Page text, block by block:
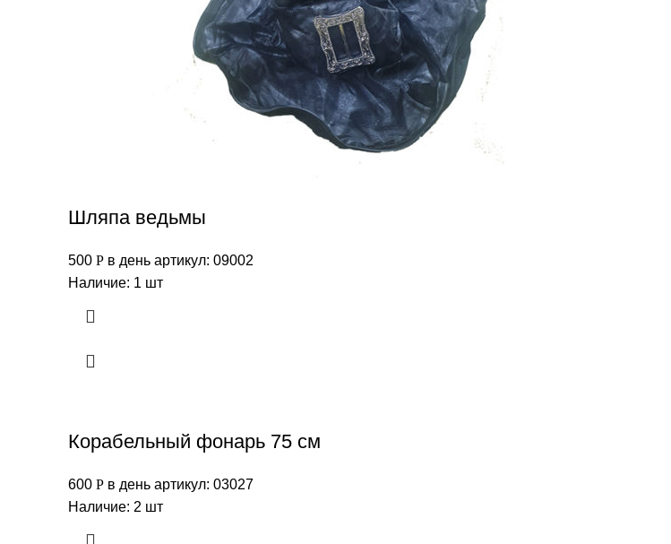
Шляпа ведьмы
500 Р в день артикул: 09002
Наличие: 1 шт
Корабельный фонарь 75 см
600 Р в день артикул: 03027
Наличие: 2 шт